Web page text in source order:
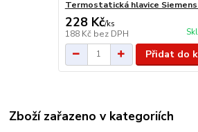
Termostatická hlavice Siemens
228 Kč/ks
188 Kč bez DPH
Přidat do
Zboží zařazeno v kategoriích